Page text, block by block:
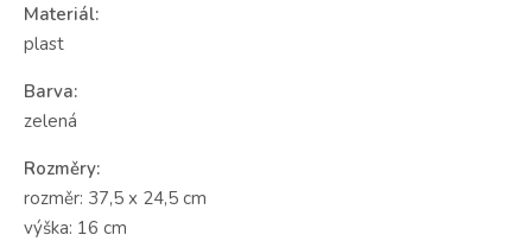
Materiál:
plast
Barva:
zelená
Rozměry:
rozměr: 37,5 x 24,5 cm
výška: 16 cm